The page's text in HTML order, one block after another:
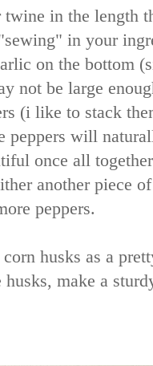
in the length
in your
on the bottom
not be large
(i like to stack
peppers will
once all
another piece
peppers.
husks as a
make a